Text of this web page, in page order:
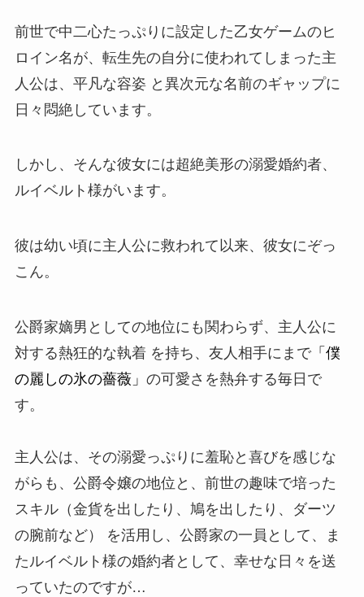
前世で中二心たっぷりに設定した乙女ゲームのヒ
ロイン名が、転生先の自分に使われてしまった主
人公は、平凡な容姿 と異次元な名前のギャップに
日々悶絶しています。
しかし、そんな彼女には超絶美形の溺愛婚約者、
ルイベルト様がいます。
彼は幼い頃に主人公に救われて以来、彼女にぞっ
こん。
公爵家嫡男としての地位にも関わらず、主人公に
対する熱狂的な執着 を持ち、友人相手にまで「僕
の麗しの氷の薔薇」 の可愛さを熱弁する毎日で
す。
主人公は、その溺愛っぷりに羞恥と喜びを感じな
がらも、公爵令嬢の地位と、前世の趣味で培った
スキル（金貨を出したり、鳩を出したり、ダーツ
の腕前など） を活用し、公爵家の一員として、ま
たルイベルト様の婚約者として、幸せな日々を送
っていたのですが…